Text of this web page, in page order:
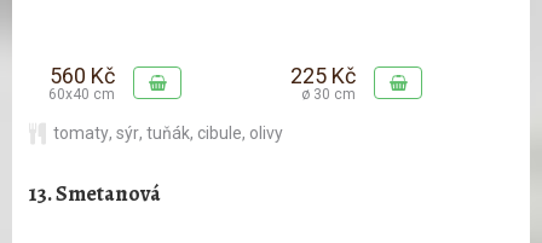
560 Kč
60x40 cm
225 Kč
ø 30 cm
tomaty, sýr, tuňák, cibule, olivy
13. Smetanová